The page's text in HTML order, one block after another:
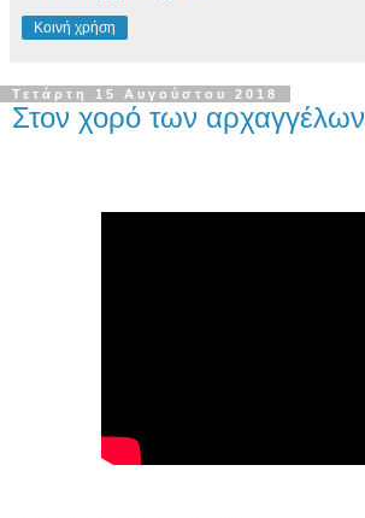
Κοινή χρήση
Τετάρτη 15 Αυγούστου 2018
Στον χορό των αρχαγγέλων